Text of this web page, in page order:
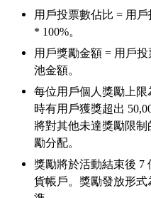
用戶投票數佔比 = 用戶
* 100%。
用戶獎勵金額 = 用戶
池金額。
每位用戶個人獎勵上限
時有用戶獲獎超出
將對其他未達獎勵限
勵分配。
獎勵將於活動結束後 7
貨帳戶。獎勵發放形